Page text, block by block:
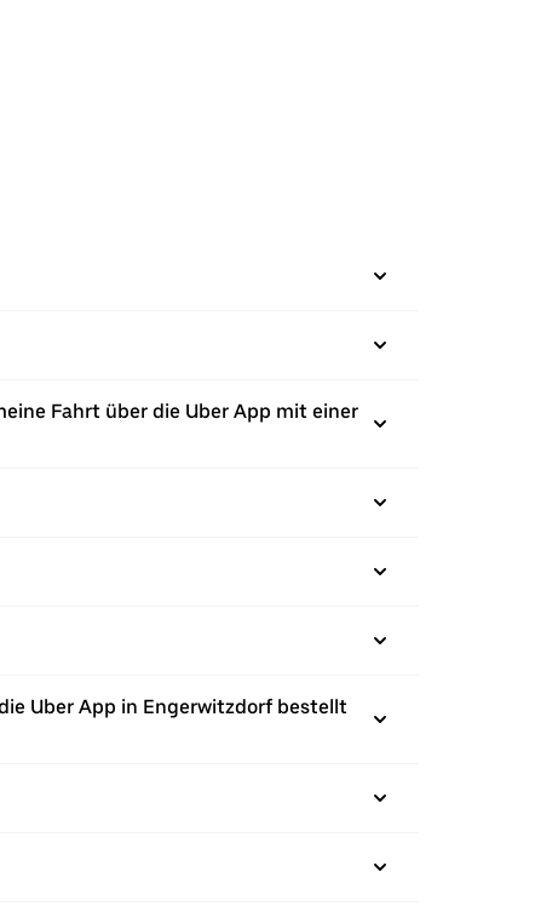
Fahrt über die Uber App mit einer
Uber App in Engerwitzdorf bestellt